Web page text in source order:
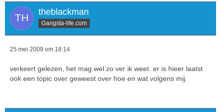
theblackman
Gangsta-life.com
25 mei 2009 om 18:14
verkeert gelezen, het mag wel zo ver ik weet. er is hieer laatst
ook een topic over geweest over hoe en wat volgens mij.